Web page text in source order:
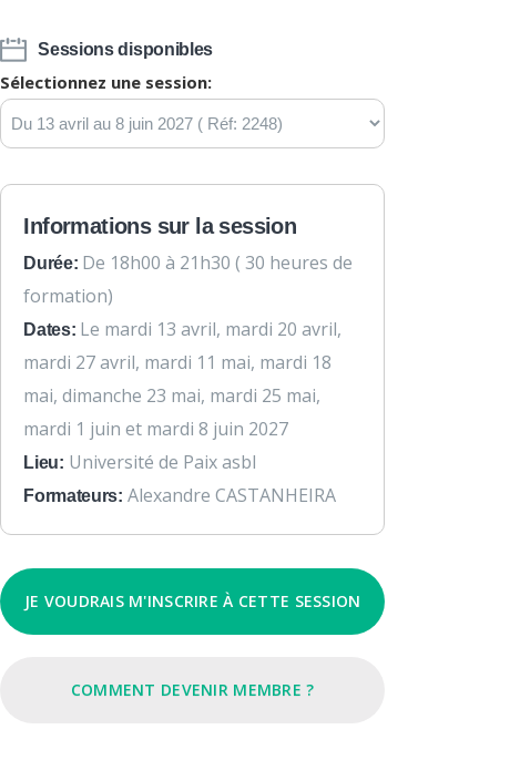
Sessions disponibles
Sélectionnez une session:
Informations sur la session
Durée: De 18h00 à 21h30 ( 30 heures de
formation)
Dates: Le mardi 13 avril, mardi 20 avril,
mardi 27 avril, mardi 11 mai, mardi 18
mai, dimanche 23 mai, mardi 25 mai,
mardi 1 juin et mardi 8 juin 2027
Lieu: Université de Paix asbl
Formateurs: Alexandre CASTANHEIRA
JE VOUDRAIS M'INSCRIRE À CETTE SESSION
COMMENT DEVENIR MEMBRE ?